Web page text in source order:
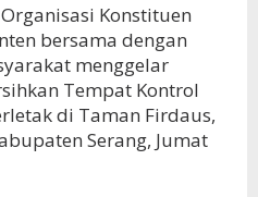
Konstituen
bersama dengan
menggelar
Tempat Kontrol
di Taman Firdaus,
Serang, Jumat